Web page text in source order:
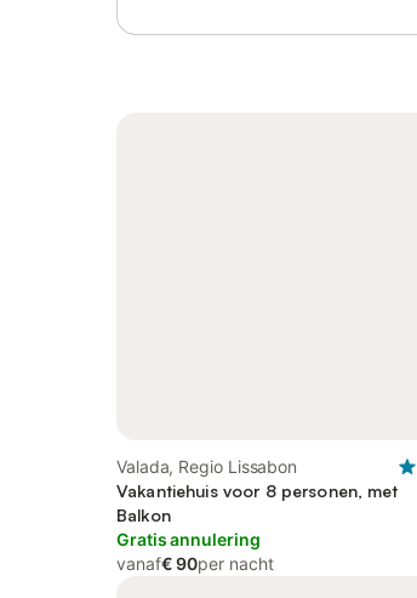
Valada, Regio Lissabon
Vakantiehuis voor 8 personen, met
Balkon
Gratis annulering
vanaf€ 90per nacht